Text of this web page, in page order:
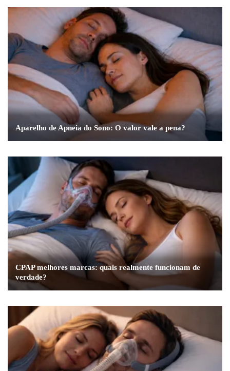
Aparelho de Apneia do Sono: O valor vale a pena?
CPAP melhores marcas: quais realmente funcionam de
verdade?